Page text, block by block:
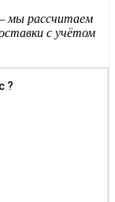
мы рассчитаем
с учётом